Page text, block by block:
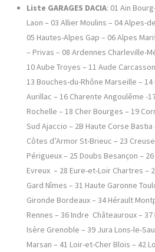
Liste GARAGES DACIA: 01 Ain
Laon – 03 Allier Moulins – 04 Alpes-
05 Hautes-Alpes Gap – 06 Alpes
– Privas – 08 Ardennes Charleville-
10 Aube Troyes – 11 Aude
13 Bouches-du-Rhône Marseille –
Aurillac – 16 Charente Angoulême -
Rochelle – 18 Cher Bourges – 19
Sud Ajaccio – 2B Haute Corse Bastia
Côtes d’Armor St-Brieuc – 23
Périgueux – 25 Doubs Besançon –
Evreux – 28 Eure-et-Loir Chartres –
Gard Nîmes – 31 Haute Garonne
Gironde Bordeaux – 34 Hérault
Rennes – 36 Indre Châteauroux –
Isère Grenoble – 39 Jura Lons-le-
Marsan – 41 Loir-et-Cher Blois – 42